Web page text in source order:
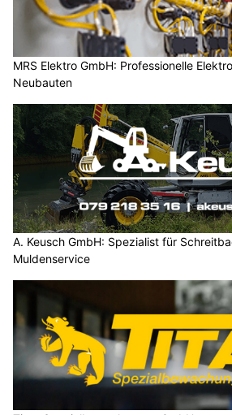
MRS Elektro GmbH: Professionelle
Neubauten
A. Keusch GmbH: Spezialist für
Muldenservice